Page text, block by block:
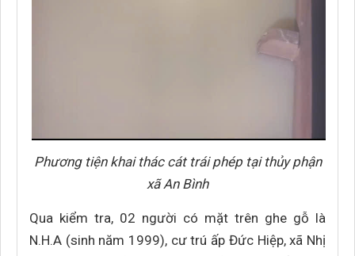
Phương tiện khai thác cát trái phép tại thủy phận
xã An Bình
Qua kiểm tra, 02 người có mặt trên ghe gỗ là
N.H.A (sinh năm 1999), cư trú ấp Đức Hiệp, xã Nhị